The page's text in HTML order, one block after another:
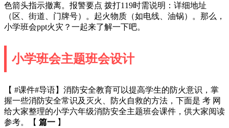
色箭头指示撤离。报警要点 拨打119时需说明：详细地址
（区、街道、门牌号）。起火物质（如电线、油锅）。那么，
小学班会ppt火灾？一起来了解一下吧。
小学班会主题班会设计
【 #课件#导语】消防安全教育可以提高学生的防火意识，掌
握一些消防安全常识及灭火、防火自救的方法，下面是 考 网
给大家整理的小学六年级消防安全主题班会课件，供大家阅读
参考。【 篇一 】